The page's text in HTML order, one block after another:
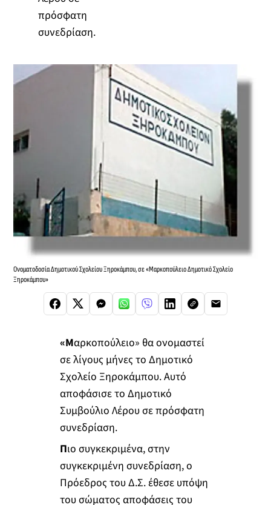
πρόσφατη
συνεδρίαση.
Ονοματοδοσία Δημοτικού Σχολείου Ξηροκάμπου, σε «Μαρκοπούλειο Δημοτικό Σχολείο
Ξηροκάμπου»
«Μαρκοπούλειο» θα ονομαστεί
σε λίγους μήνες το Δημοτικό
Σχολείο Ξηροκάμπου. Αυτό
αποφάσισε το Δημοτικό
Συμβούλιο Λέρου σε πρόσφατη
συνεδρίαση.
Πιο συγκεκριμένα, στην
συγκεκριμένη συνεδρίαση, ο
Πρόεδρος του Δ.Σ. έθεσε υπόψη
του σώματος αποφάσεις του